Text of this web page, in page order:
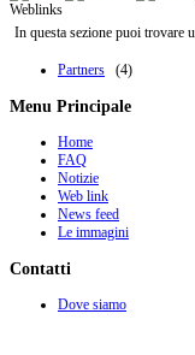
Weblinks
In questa sezione puoi trovare
Partners (4)
Menu Principale
Home
FAQ
Notizie
Web link
News feed
Le immagini
Contatti
Dove siamo